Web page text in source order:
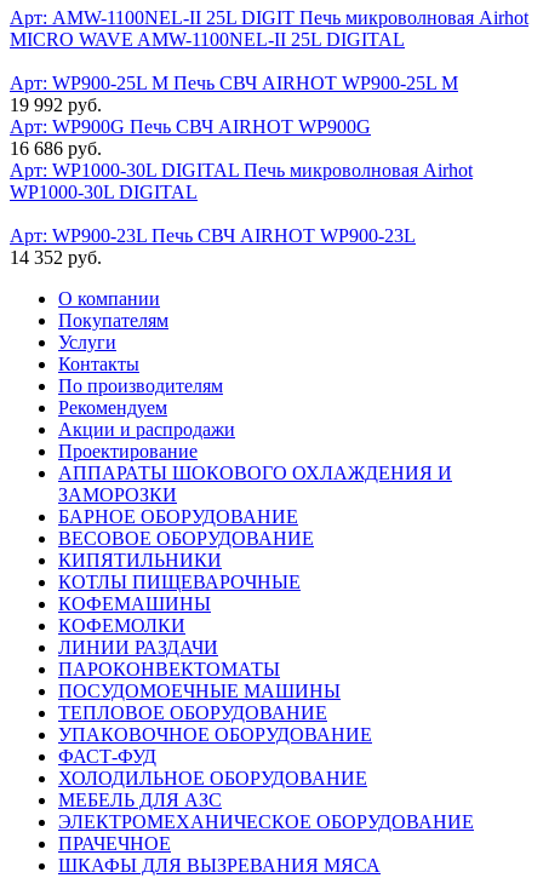
Арт: AMW-1100NEL-II 25L DIGIT Печь микроволновая Airhot
MICRO WAVE AMW-1100NEL-II 25L DIGITAL
Арт: WP900-25L M Печь СВЧ AIRHOT WP900-25L M
19 992 руб.
Арт: WP900G Печь СВЧ AIRHOT WP900G
16 686 руб.
Арт: WP1000-30L DIGITAL Печь микроволновая Airhot
WP1000-30L DIGITAL
Арт: WP900-23L Печь СВЧ AIRHOT WP900-23L
14 352 руб.
О компании
Покупателям
Услуги
Контакты
По производителям
Рекомендуем
Акции и распродажи
Проектирование
АППАРАТЫ ШОКОВОГО ОХЛАЖДЕНИЯ И
ЗАМОРОЗКИ
БАРНОЕ ОБОРУДОВАНИЕ
ВЕСОВОЕ ОБОРУДОВАНИЕ
КИПЯТИЛЬНИКИ
КОТЛЫ ПИЩЕВАРОЧНЫЕ
КОФЕМАШИНЫ
КОФЕМОЛКИ
ЛИНИИ РАЗДАЧИ
ПАРОКОНВЕКТОМАТЫ
ПОСУДОМОЕЧНЫЕ МАШИНЫ
ТЕПЛОВОЕ ОБОРУДОВАНИЕ
УПАКОВОЧНОЕ ОБОРУДОВАНИЕ
ФАСТ-ФУД
ХОЛОДИЛЬНОЕ ОБОРУДОВАНИЕ
МЕБЕЛЬ ДЛЯ АЗС
ЭЛЕКТРОМЕХАНИЧЕСКОЕ ОБОРУДОВАНИЕ
ПРАЧЕЧНОЕ
ШКАФЫ ДЛЯ ВЫЗРЕВАНИЯ МЯСА